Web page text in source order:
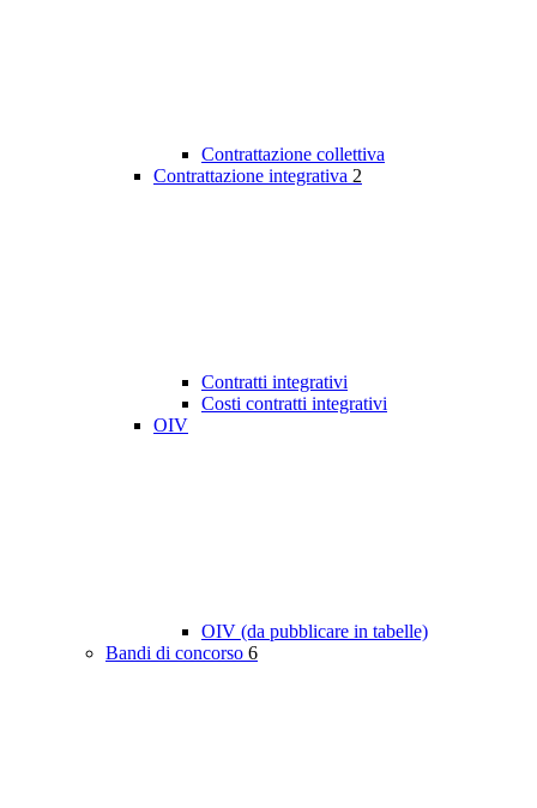
Contrattazione collettiva
Contrattazione integrativa 2
Contratti integrativi
Costi contratti integrativi
OIV
OIV (da pubblicare in tabelle)
Bandi di concorso 6